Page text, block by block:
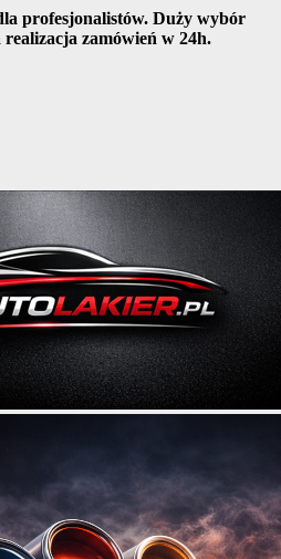
profesjonalistów. Duży wybór
zamówień w 24h.